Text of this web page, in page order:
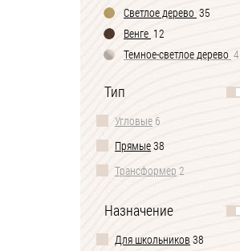
Светлое дерево 35
Венге 12
Темное-cветлое дерево 4
Тип
Угловые 6
Прямые38
Трансформер 2
Назначение
Для школьников 38